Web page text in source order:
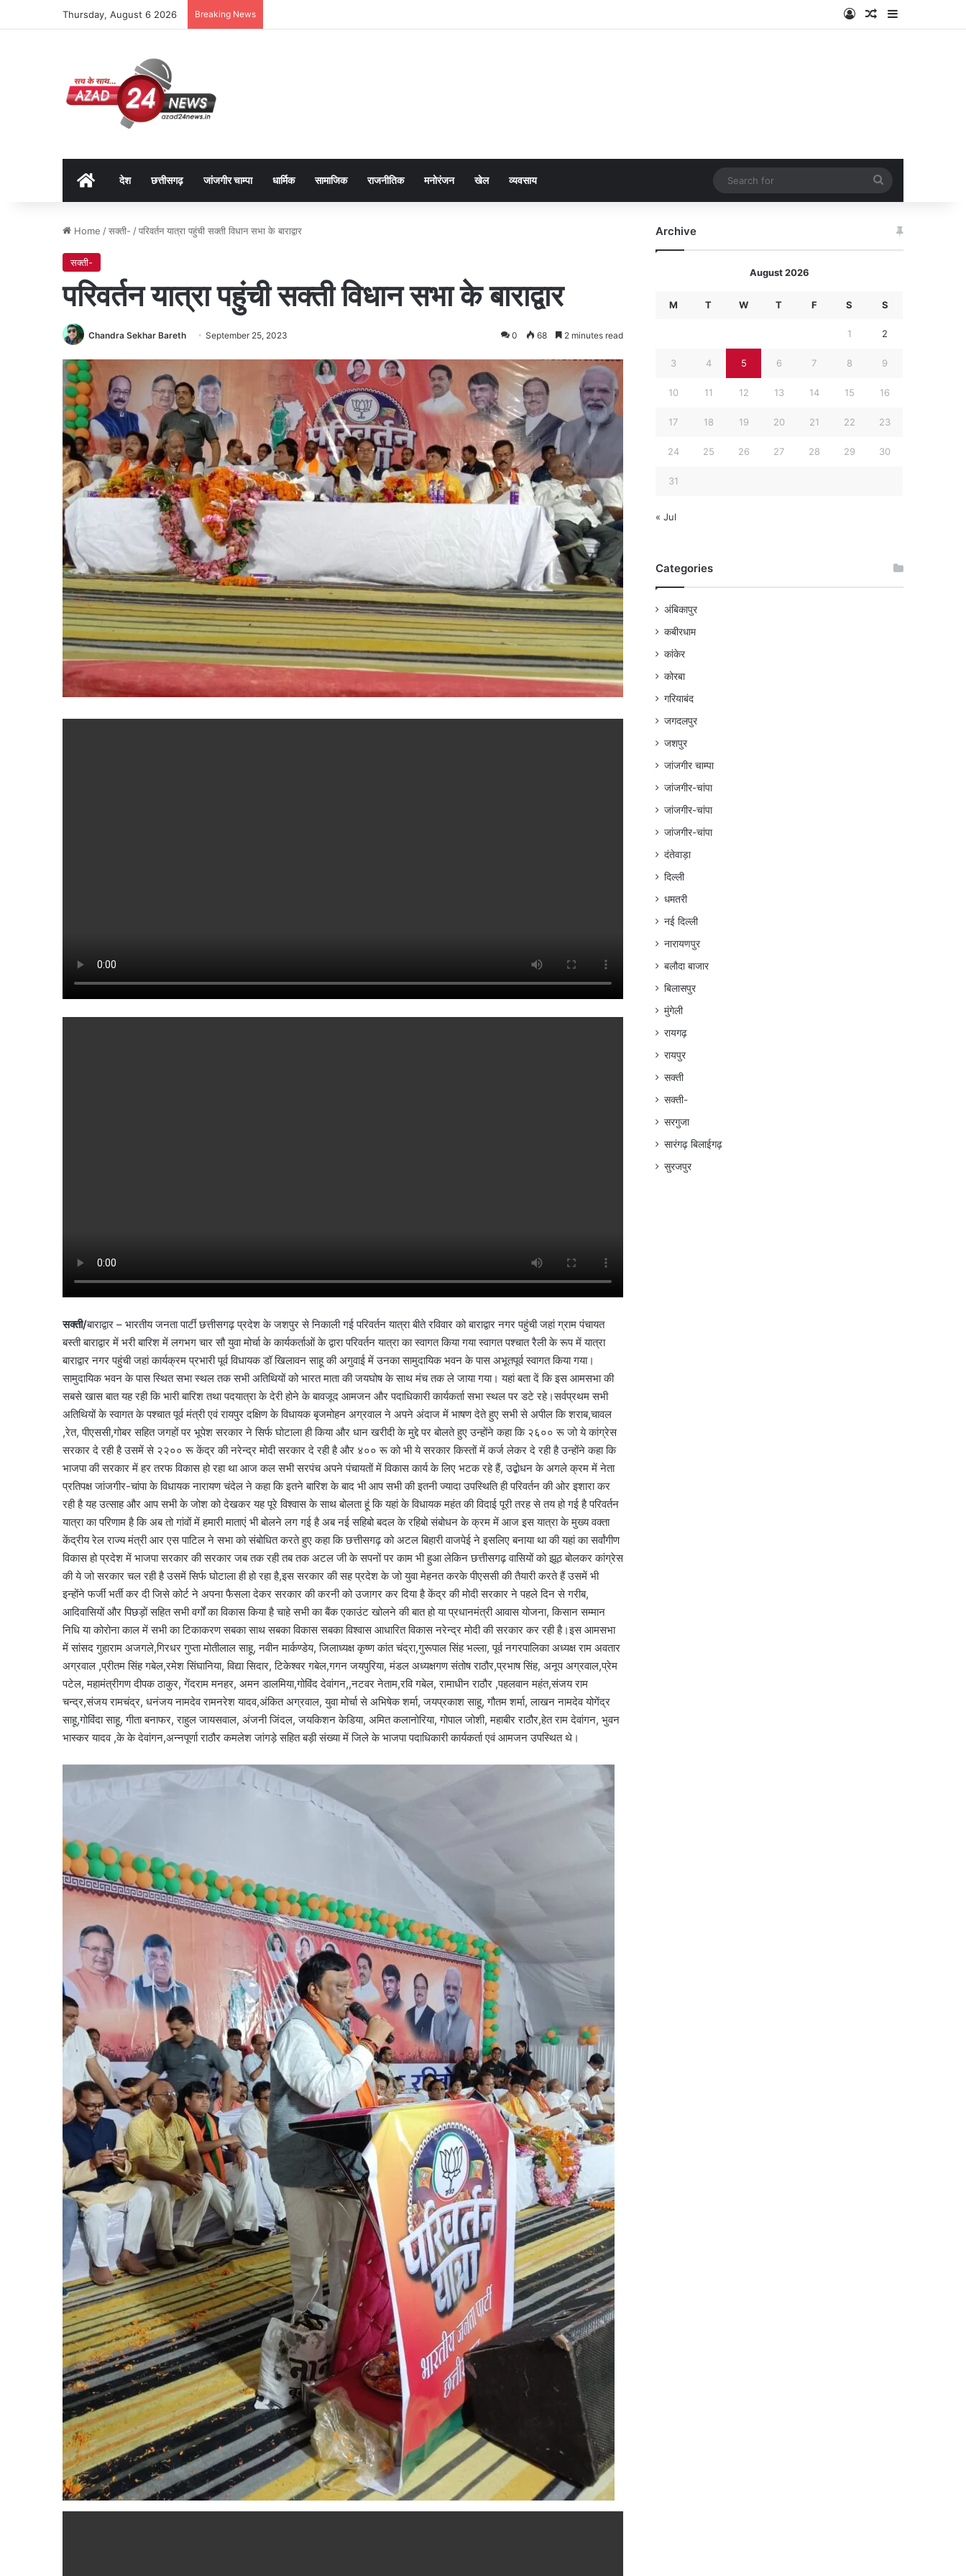
Thursday, August 6 2026 Breaking News Log InRandom Article
Sidebar
Homeदेश छत्तीसगढ़ जांजगीर चाम्पा धार्मिक सामाजिक राजनीतिक मनोरंजन खेल व्यवसाय
for
Home /सक्ती- /परिवर्तन यात्रा पहुंची सक्ती विधान सभा के बाराद्वार
सक्ती-
परिवर्तन यात्रा पहुंची सक्ती विधान सभा के बाराद्वार
Chandra Sekhar Bareth September 25, 2023 0 68 2 minutes read
सक्ती/बाराद्वार – भारतीय जनता पार्टी छत्तीसगढ़ प्रदेश के जशपुर से निकाली गई परिवर्तन यात्रा बीते रविवार को बाराद्वार नगर पहुंची जहां ग्राम पंचायत
बस्ती बाराद्वार में भरी बारिश में लगभग चार सौ युवा मोर्चा के कार्यकर्ताओं के द्वारा परिवर्तन यात्रा का स्वागत किया गया स्वागत पश्चात रैली के रूप में यात्रा
बाराद्वार नगर पहुंची जहां कार्यक्रम प्रभारी पूर्व विधायक डॉ खिलावन साहू की अगुवाई में उनका सामुदायिक भवन के पास अभूतपूर्व स्वागत किया गया।
सामुदायिक भवन के पास स्थित सभा स्थल तक सभी अतिथियों को भारत माता की जयघोष के साथ मंच तक ले जाया गया। यहां बता दें कि इस आमसभा की
सबसे खास बात यह रही कि भारी बारिश तथा पदयात्रा के देरी होने के बावजूद आमजन और पदाधिकारी कार्यकर्ता सभा स्थल पर डटे रहे।सर्वप्रथम सभी
अतिथियों के स्वागत के पश्चात पूर्व मंत्री एवं रायपुर दक्षिण के विधायक बृजमोहन अग्रवाल ने अपने अंदाज में भाषण देते हुए सभी से अपील कि शराब,चावल
,रेत, पीएससी,गोबर सहित जगहों पर भूपेश सरकार ने सिर्फ घोटाला ही किया और धान खरीदी के मुद्दे पर बोलते हुए उन्होंने कहा कि २६०० रू जो ये कांग्रेस
सरकार दे रही है उसमें से २२०० रू केंद्र की नरेन्द्र मोदी सरकार दे रही है और ४०० रू को भी ये सरकार किस्तों में कर्ज लेकर दे रही है उन्होंने कहा कि
भाजपा की सरकार में हर तरफ विकास हो रहा था आज कल सभी सरपंच अपने पंचायतों में विकास कार्य के लिए भटक रहे हैं, उद्बोधन के अगले क्रम में नेता
प्रतिपक्ष जांजगीर-चांपा के विधायक नारायण चंदेल ने कहा कि इतने बारिश के बाद भी आप सभी की इतनी ज्यादा उपस्थिति ही परिवर्तन की ओर इशारा कर
रही है यह उत्साह और आप सभी के जोश को देखकर यह पूरे विश्वास के साथ बोलता हूं कि यहां के विधायक महंत की विदाई पूरी तरह से तय हो गई है परिवर्तन
यात्रा का परिणाम है कि अब तो गांवों में हमारी माताएं भी बोलने लग गई है अब नई सहिबो बदल के रहिबो संबोधन के क्रम में आज इस यात्रा के मुख्य वक्ता
केंद्रीय रेल राज्य मंत्री आर एस पाटिल ने सभा को संबोधित करते हुए कहा कि छत्तीसगढ़ को अटल बिहारी वाजपेई ने इसलिए बनाया था की यहां का सर्वांगीण
विकास हो प्रदेश में भाजपा सरकार की सरकार जब तक रही तब तक अटल जी के सपनों पर काम भी हुआ लेकिन छत्तीसगढ़ वासियों को झूठ बोलकर कांग्रेस
की ये जो सरकार चल रही है उसमें सिर्फ घोटाला ही हो रहा है,इस सरकार की सह प्रदेश के जो युवा मेहनत करके पीएससी की तैयारी करते हैं उसमें भी
इन्होंने फर्जी भर्ती कर दी जिसे कोर्ट ने अपना फैसला देकर सरकार की करनी को उजागर कर दिया है केंद्र की मोदी सरकार ने पहले दिन से गरीब,
आदिवासियों और पिछड़ों सहित सभी वर्गों का विकास किया है चाहे सभी का बैंक एकाउंट खोलने की बात हो या प्रधानमंत्री आवास योजना, किसान सम्मान
निधि या कोरोना काल में सभी का टिकाकरण सबका साथ सबका विकास सबका विश्वास आधारित विकास नरेन्द्र मोदी की सरकार कर रही है।इस आमसभा
में सांसद गुहाराम अजगले,गिरधर गुप्ता मोतीलाल साहू, नवीन मार्कण्डेय, जिलाध्यक्ष कृष्ण कांत चंद्रा,गुरूपाल सिंह भल्ला, पूर्व नगरपालिका अध्यक्ष राम अवतार
अग्रवाल ,प्रीतम सिंह गबेल,रमेश सिंघानिया, विद्या सिदार, टिकेश्वर गबेल,गगन जयपुरिया, मंडल अध्यक्षगण संतोष राठौर,प्रभाष सिंह, अनूप अग्रवाल,प्रेम
पटेल, महामंत्रीगण दीपक ठाकुर, गेंदराम मनहर, अमन डालमिया,गोविंद देवांगन,,नटवर नेताम,रवि गबेल, रामाधीन राठौर ,पहलवान महंत,संजय राम
चन्द्र,संजय रामचंद्र, धनंजय नामदेव रामनरेश यादव,अंकित अग्रवाल, युवा मोर्चा से अभिषेक शर्मा, जयप्रकाश साहू, गौतम शर्मा, लाखन नामदेव योगेंद्र
साहू,गोविंदा साहू, गीता बनाफर, राहुल जायसवाल, अंजनी जिंदल, जयकिशन केडिया, अमित कलानोरिया, गोपाल जोशी, महाबीर राठौर,हेत राम देवांगन, भुवन
भास्कर यादव ,के के देवांगन,अन्नपूर्णा राठौर कमलेश जांगड़े सहित बड़ी संख्या में जिले के भाजपा पदाधिकारी कार्यकर्ता एवं आमजन उपस्थित थे।
Archive
August 2026
M T W T F S S
1 2
3 4 5 6 7 8 9
10 11 12 13 14 15 16
17 18 19 20 21 22 23
24 25 26 27 28 29 30
31
« Jul
Categories
अंबिकापुर
कबीरधाम
कांकेर
कोरबा
गरियाबंद
जगदलपुर
जशपुर
जांजगीर चाम्पा
जांजगीर-चांपा
जांजगीर-चांपा
जांजगीर-चांपा
दंतेवाड़ा
दिल्ली
धमतरी
नई दिल्ली
नारायणपुर
बलौदा बाजार
बिलासपुर
मुंगेली
रायगढ़
रायपुर
सक्ती
सक्ती-
सरगुजा
सारंगढ़ बिलाईगढ़
सुरजपुर